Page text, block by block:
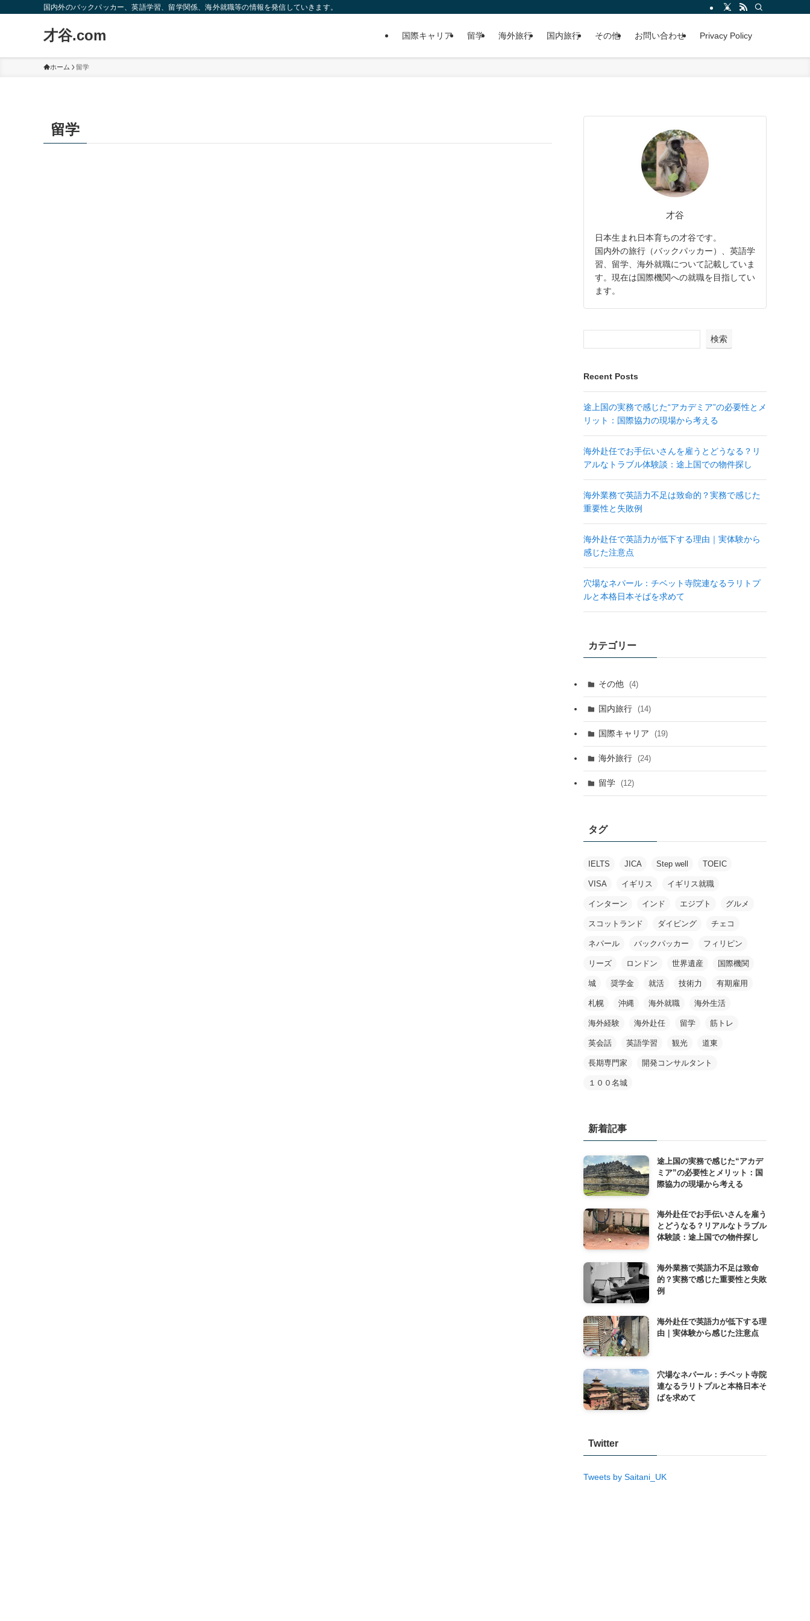
国内外のバックパッカー、英語学習、留学関係、海外就職等の情報を発信していきます。
才谷.com 国際キャリア 留学 海外旅行 国内旅行 その他 お問い合わせ Privacy Policy
ホーム 留学
留学
才谷
日本生まれ日本育ちの才谷です。
国内外の旅行（バックパッカー）、英語学
習、留学、海外就職について記載していま
す。現在は国際機関への就職を目指してい
ます。
検索
Recent Posts
途上国の実務で感じた“アカデミア”の必要性とメ
リット：国際協力の現場から考える
海外赴任でお手伝いさんを雇うとどうなる？リ
アルなトラブル体験談：途上国での物件探し
海外業務で英語力不足は致命的？実務で感じた
重要性と失敗例
海外赴任で英語力が低下する理由｜実体験から
感じた注意点
穴場なネパール：チベット寺院連なるラリトプ
ルと本格日本そばを求めて
カテゴリー
その他 (4)
国内旅行 (14)
国際キャリア (19)
海外旅行 (24)
留学 (12)
タグ
IELTS JICA Step well TOEIC
VISA イギリス イギリス就職
インターン インド エジプト グルメ
スコットランド ダイビング チェコ
ネパール バックパッカー フィリピン
リーズ ロンドン 世界遺産 国際機関
城 奨学金 就活 技術力 有期雇用
札幌 沖縄 海外就職 海外生活
海外経験 海外赴任 留学 筋トレ
英会話 英語学習 観光 道東
長期専門家 開発コンサルタント
１００名城
新着記事
途上国の実務で感じた“アカデ
ミア”の必要性とメリット：国
際協力の現場から考える
海外赴任でお手伝いさんを雇う
とどうなる？リアルなトラブル
体験談：途上国での物件探し
海外業務で英語力不足は致命
的？実務で感じた重要性と失敗
例
海外赴任で英語力が低下する理
由｜実体験から感じた注意点
穴場なネパール：チベット寺院
連なるラリトプルと本格日本そ
ばを求めて
Twitter
Tweets by Saitani_UK